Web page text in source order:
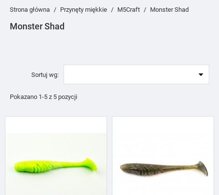
Strona główna Przynęty miękkie M5Craft Monster Shad
Monster Shad
Sortuj wg: 
Pokazano 1-5 z 5 pozycji